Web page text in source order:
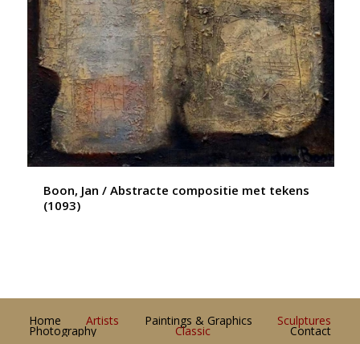
Boon, Jan / Abstracte compositie met tekens
(1093)
Home Artists Paintings & Graphics Sculptures
Photography Classic Contact